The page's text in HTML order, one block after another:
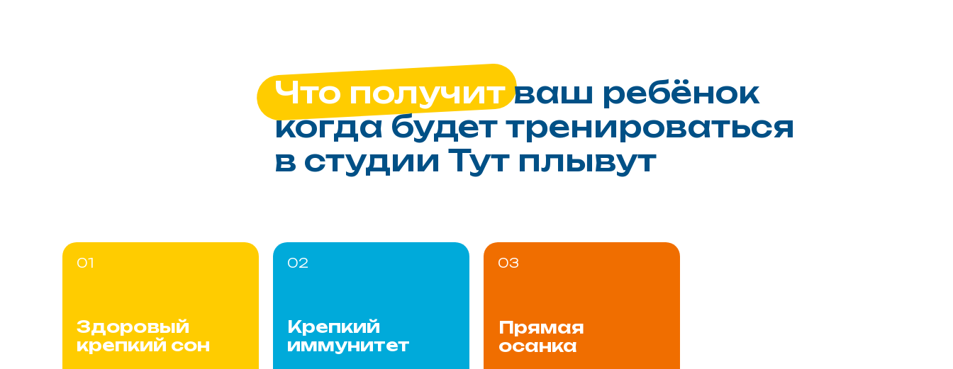
Что получитваш ребёнок
когда будет тренироваться
в студии Тут плывут
Здоровый
крепкий сон
01
Крепкий
иммунитет
02
Прямая
осанка
03